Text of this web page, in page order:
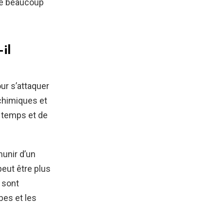
beaucoup
il
s’attaquer
et
et de
d’un
être plus
sont
et les